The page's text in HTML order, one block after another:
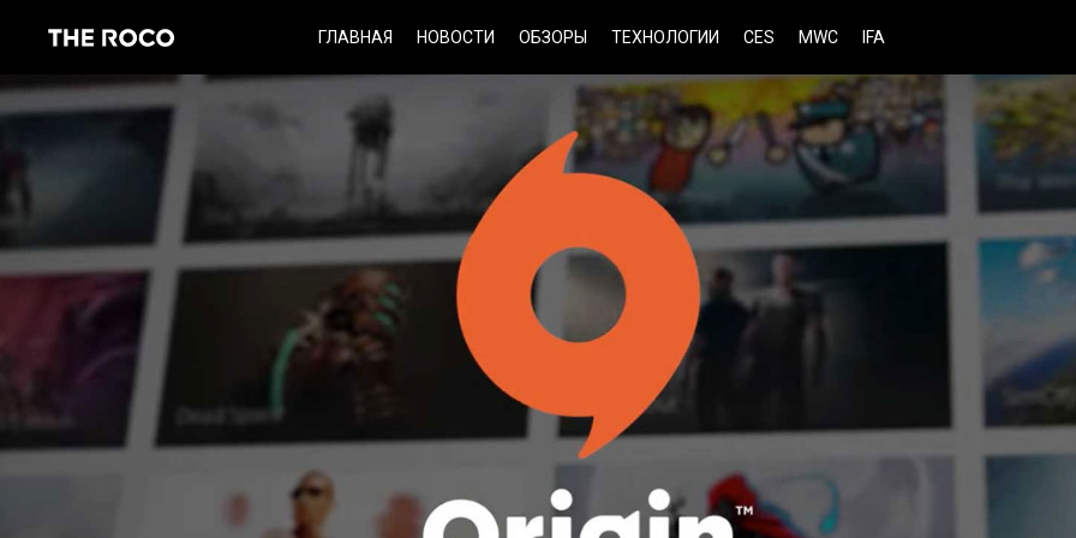
content
ГЛАВНАЯ НОВОСТИ ОБЗОРЫ ТЕХНОЛОГИИ CES MWC IFA